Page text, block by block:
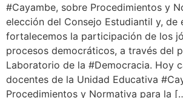
#Cayambe, sobre Procedimientos y
elección del Consejo Estudiantil y, de
fortalecemos la participación de los
procesos democráticos, a través del
Laboratorio de la #Democracia. Hoy
docentes de la Unidad Educativa
Procedimientos y Normativa para la